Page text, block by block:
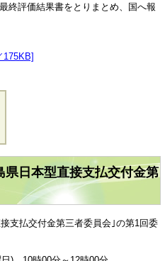
終評価結果書をとりまとめ、国へ報
175KB]
日本型直接支払交付金第
支払交付金第三者委員会｣の第1回委